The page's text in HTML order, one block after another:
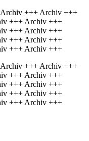
+++ Archiv +++
+++ Archiv +++
+++ Archiv +++
+++ Archiv +++
+++ Archiv +++
+++ Archiv +++
+++ Archiv +++
+++ Archiv +++
+++ Archiv +++
+++ Archiv +++